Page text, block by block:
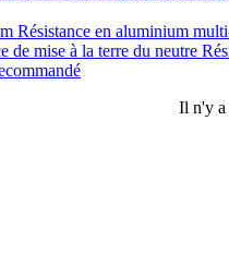
Résistance en aluminium
de mise à la terre du neutre
Il n'y a